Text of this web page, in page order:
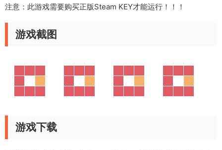
注意：此游戏需要购买正版Steam KEY才能运行！！！
游戏截图
游戏下载